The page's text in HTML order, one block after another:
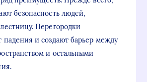
безопасность людей,
Перегородки
падения и создают барьер между
и остальными